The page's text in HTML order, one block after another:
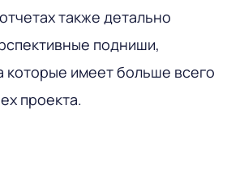
также детально
подниши,
которые имеет больше всего
проекта.